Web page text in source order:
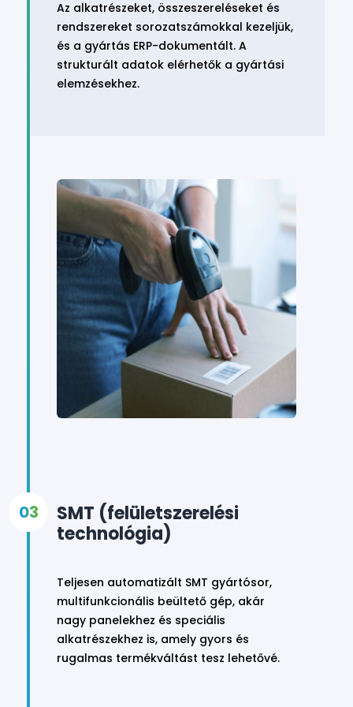
Az alkatrészeket, összeszereléseket és
rendszereket sorozatszámokkal kezeljük,
és a gyártás ERP-dokumentált. A
strukturált adatok elérhetők a gyártási
elemzésekhez.
SMT (felületszerelési
technológia)
Teljesen automatizált SMT gyártósor,
multifunkcionális beültető gép, akár
nagy panelekhez és speciális
alkatrészekhez is, amely gyors és
rugalmas termékváltást tesz lehetővé.